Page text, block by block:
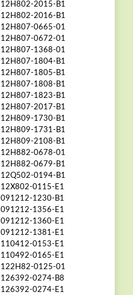
12H802-2015-B1
12H802-2016-B1
12H807-0665-01
12H807-0672-01
12H807-1368-01
12H807-1804-B1
12H807-1805-B1
12H807-1808-B1
12H807-1823-B1
12H807-2017-B1
12H809-1730-B1
12H809-1731-B1
12H809-2108-B1
12H882-0678-01
12H882-0679-B1
12Q502-0194-B1
12X802-0115-E1
091212-1230-B1
091212-1356-E1
091212-1360-E1
091212-1381-E1
110412-0153-E1
110492-0165-E1
122H82-0125-01
126392-0274-B8
126392-0274-E1